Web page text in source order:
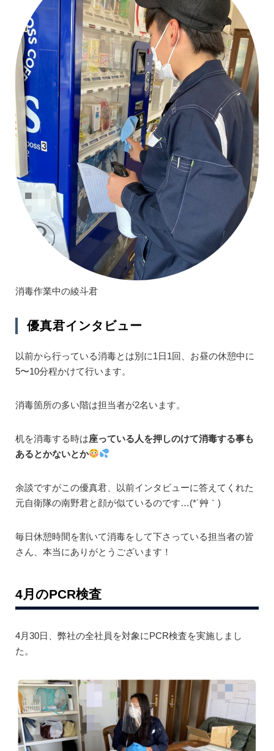
消毒作業中の綾斗君
優真君インタビュー
以前から行っている消毒とは別に1日1回、お昼の休憩中に
5〜10分程かけて行います。
消毒箇所の多い階は担当者が2名います。
机を消毒する時は座っている人を押しのけて消毒する事も
あるとかないとか
余談ですがこの優真君、以前インタビューに答えてくれた
元自衛隊の南野君と顔が似ているのです…(*´艸｀)
毎日休憩時間を割いて消毒をして下さっている担当者の皆
さん、本当にありがとうございます！
4月のPCR検査
4月30日、弊社の全社員を対象にPCR検査を実施しまし
た。